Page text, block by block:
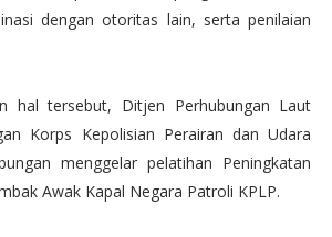
dengan otoritas lain, serta penilaian
hal tersebut, Ditjen Perhubungan Laut
Korps Kepolisian Perairan dan Udara
menggelar pelatihan Peningkatan
Awak Kapal Negara Patroli KPLP.